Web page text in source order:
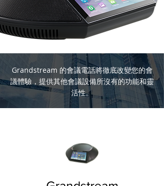
Grandstream 的會議電話將徹底改變您的會
議體驗，提供其他會議設備所沒有的功能和靈
活性。